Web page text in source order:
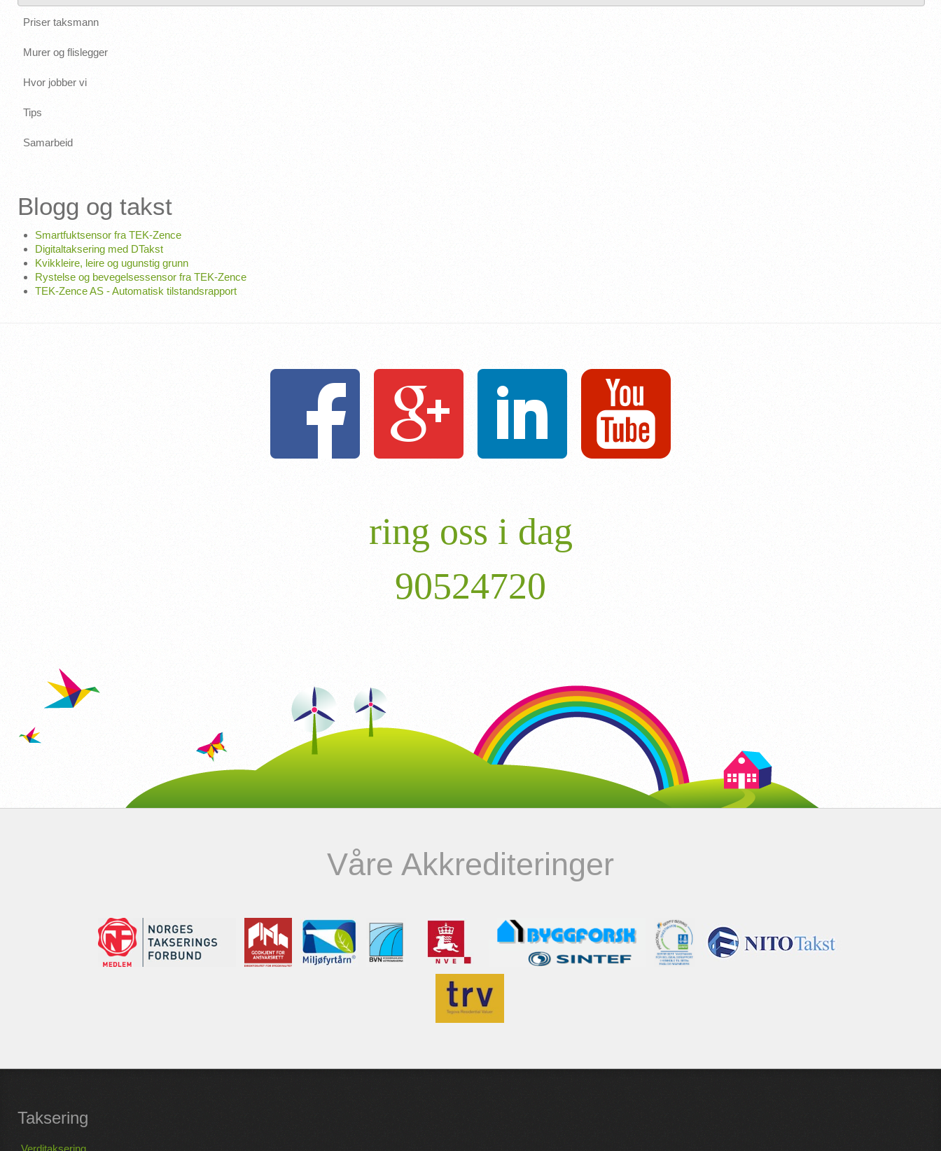
Priser taksmann
Murer og flislegger
Hvor jobber vi
Tips
Samarbeid
Blogg og takst
Smartfuktsensor fra TEK-Zence
Digitaltaksering med DTakst
Kvikkleire, leire og ugunstig grunn
Rystelse og bevegelsessensor fra TEK-Zence
TEK-Zence AS - Automatisk tilstandsrapport
ring oss i dag
90524720
Våre Akkrediteringer
Taksering
Verditaksering